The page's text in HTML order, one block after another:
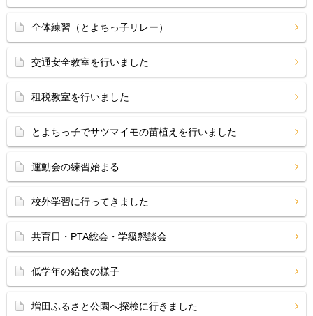
全体練習（とよちっ子リレー）
交通安全教室を行いました
租税教室を行いました
とよちっ子でサツマイモの苗植えを行いました
運動会の練習始まる
校外学習に行ってきました
共育日・PTA総会・学級懇談会
低学年の給食の様子
増田ふるさと公園へ探検に行きました